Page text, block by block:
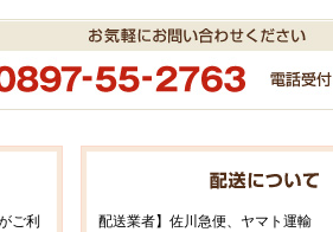
ご利
配送業者】佐川急便、ヤマト運輸